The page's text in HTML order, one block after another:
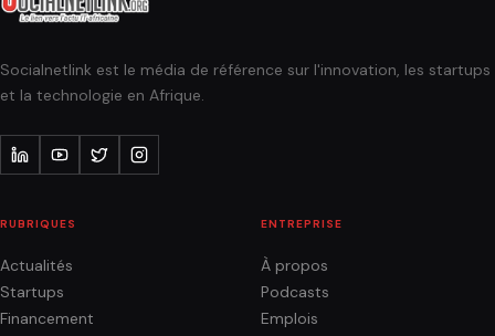
Socialnetlink est le média de référence sur l'innovation, les startups
et la technologie en Afrique.
RUBRIQUES
Actualités
Startups
Financement
ENTREPRISE
À propos
Podcasts
Emplois